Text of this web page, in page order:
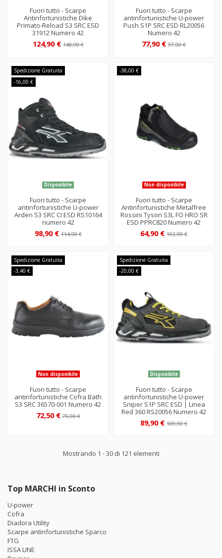
Fuori tutto - Scarpe
Antinfortunistiche Dike
Primato-Reload S3 SRC ESD
31912 Numero 42
124,90 €148,90 €
Fuori tutto - Scarpe
antinfortunistiche U-power
Push S1P SRC ESD RL20056
Numero 42
77,90 €97,90 €
Spedizione Gratuita
-16,00 €
Disponibile
Fuori tutto - Scarpe
antinfortunistiche U-power
Arden S3 SRC CI ESD RS10164
numero 42
98,90 €114,90 €
-38,00 €
Non disponibile
Fuori tutto - Scarpe
Antinfortunistiche Metalfree
Rossini Tyson S3L FO HRO SR
ESD PPRC820 Numero 42
64,90 €102,90 €
Spedizione Gratuita
-3,40 €
Non disponibile
Fuori tutto - Scarpe
antinfortunistiche Cofra Bath
S3 SRC 36570-001 Numero 42
72,50 €75,90 €
Spedizione Gratuita
-20,00 €
Disponibile
Fuori tutto - Scarpe
antinfortunistiche U-power
Sniper S1P SRC ESD | Linea
Red 360 RS20056 Numero 42
89,90 €109,90 €
Mostrando 1 - 30 di 121 elementi
Top MARCHI in Sconto
U-power
Cofra
Diadora Utility
Scarpe antinfortunistiche Sparco
FTG
ISSA LINE